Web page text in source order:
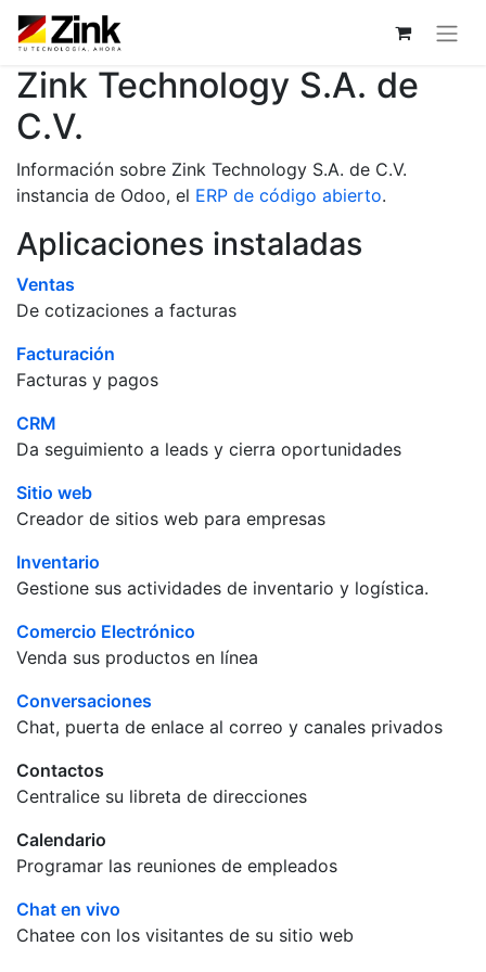
Zink Technology S.A. de
C.V.
Información sobre Zink Technology S.A. de C.V.
instancia de Odoo, el ERP de código abierto.
Aplicaciones instaladas
Ventas
De cotizaciones a facturas
Facturación
Facturas y pagos
CRM
Da seguimiento a leads y cierra oportunidades
Sitio web
Creador de sitios web para empresas
Inventario
Gestione sus actividades de inventario y logística.
Comercio Electrónico
Venda sus productos en línea
Conversaciones
Chat, puerta de enlace al correo y canales privados
Contactos
Centralice su libreta de direcciones
Calendario
Programar las reuniones de empleados
Chat en vivo
Chatee con los visitantes de su sitio web